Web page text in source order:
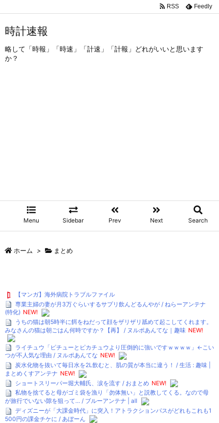
時計速報
略して「時報」「時速」「計速」「計報」どれがいいと思います
か？
Menu Sidebar Prev Next Search
RSS Feedly
ホーム > まとめ
【マンガ】海外病院トラブルファイル
専業主婦の妻が月3万ぐらいするサプリ飲んどるんやが / ねらーアンテナ
(特化) NEW!
うちの猫は朝5時半に餌をねだって顔をザリザリ舐めて起こしてくれます。
みなさんの猫は朝ごはん何時ですか？【再】 / ヌルポあんてな｜趣味 NEW!
ライチュウ「ピチューとピカチュウより圧倒的に強いですｗｗｗｗ」←こい
つが不人気な理由 / ヌルポあんてな NEW!
炭水化物を抜いて毎日水を2L飲むと、肌の質が本当に違う！ / 生活 : 趣味 |
まとめくすアンテナ NEW!
ショートスリーパー堀大輔氏、涙を流す / おまとめ NEW!
私物を捨てると母がゴミ袋を漁り「勿体無い」と説教してくる。なので母
が旅行でいない隙を狙って… / ブルーアンテナ | all
ディズニーが「大課金時代」に突入！アトラクションパスがどれもこれも1
500円の課金チケに / あぼーん